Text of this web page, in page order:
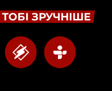
ЗРУЧНІШЕ